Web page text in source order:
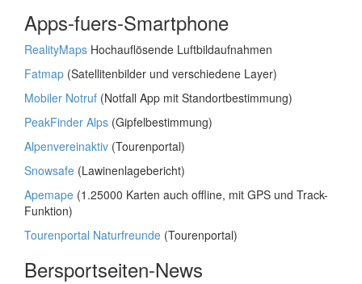
Apps-fuers-Smartphone
RealityMaps Hochauflösende Luftbildaufnahmen
Fatmap (Satellitenbilder und verschiedene Layer)
Mobiler Notruf (Notfall App mit Standortbestimmung)
PeakFinder Alps (Gipfelbestimmung)
Alpenvereinaktiv (Tourenportal)
Snowsafe (Lawinenlagebericht)
Apemape (1.25000 Karten auch offline, mit GPS und Track-
Funktion)
Tourenportal Naturfreunde (Tourenportal)
Bersportseiten-News